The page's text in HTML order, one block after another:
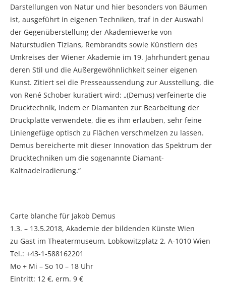
Darstellungen von Natur und hier besonders von Bäumen
ist, ausgeführt in eigenen Techniken, traf in der Auswahl
der Gegenüberstellung der Akademiewerke von
Naturstudien Tizians, Rembrandts sowie Künstlern des
Umkreises der Wiener Akademie im 19. Jahrhundert genau
deren Stil und die Außergewöhnlichkeit seiner eigenen
Kunst. Zitiert sei die Presseaussendung zur Ausstellung, die
von René Schober kuratiert wird: „(Demus) verfeinerte die
Drucktechnik, indem er Diamanten zur Bearbeitung der
Druckplatte verwendete, die es ihm erlauben, sehr feine
Liniengefüge optisch zu Flächen verschmelzen zu lassen.
Demus bereicherte mit dieser Innovation das Spektrum der
Drucktechniken um die sogenannte Diamant-
Kaltnadelradierung.“
Carte blanche für Jakob Demus
1.3. – 13.5.2018, Akademie der bildenden Künste Wien
zu Gast im Theatermuseum, Lobkowitzplatz 2, A-1010 Wien
Tel.: +43-1-588162201
Mo + Mi – So 10 – 18 Uhr
Eintritt: 12 €, erm. 9 €